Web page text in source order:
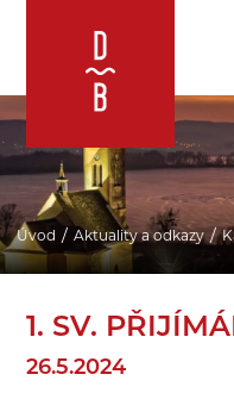
Úvod Aktuality a odkazy
1. SV.
26.5.2024